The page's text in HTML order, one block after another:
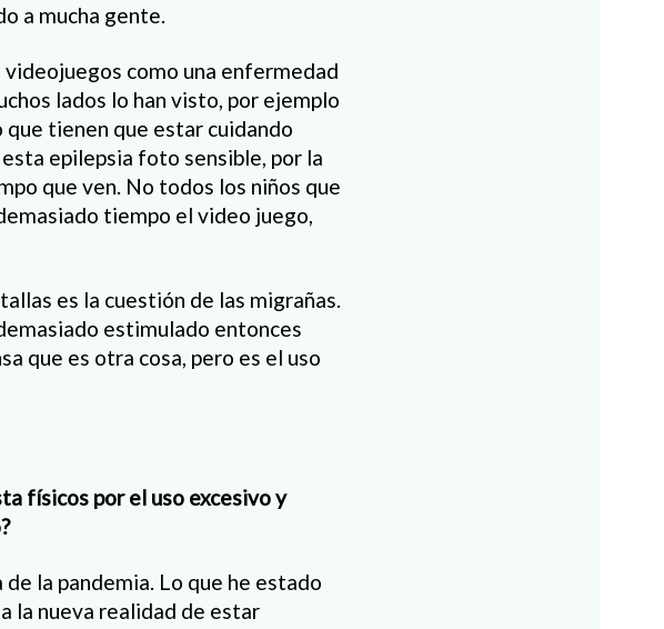
a mucha gente.
como una enfermedad
lados lo han visto, por ejemplo
tienen que estar cuidando
epilepsia foto sensible, por la
que ven. No todos los niños que
tiempo el video juego,
es la cuestión de las migrañas.
estimulado entonces
que es otra cosa, pero es el uso
físicos por el uso excesivo y
la pandemia. Lo que he estado
la nueva realidad de estar